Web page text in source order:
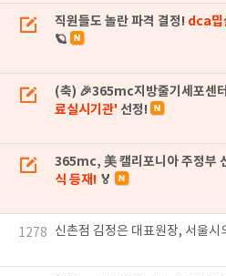
직원들도 놀란 파격 결정! dca밉
🪐
(축) 🎉365mc지방줄기세포센터
료실시기관' 선정!
365mc, 美 캘리포니아 주정부
식 등재! 🏅
1278 신촌점 김정은 대표원장, 서울시